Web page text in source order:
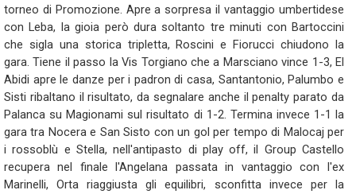
torneo di Promozione. Apre a sorpresa il vantaggio umbertidese
con Leba, la gioia però dura soltanto tre minuti con Bartoccini
che sigla una storica tripletta, Roscini e Fiorucci chiudono la
gara. Tiene il passo la Vis Torgiano che a Marsciano vince 1-3, El
Abidi apre le danze per i padron di casa, Santantonio, Palumbo e
Sisti ribaltano il risultato, da segnalare anche il penalty parato da
Palanca su Magionami sul risultato di 1-2. Termina invece 1-1 la
gara tra Nocera e San Sisto con un gol per tempo di Malocaj per
i rossoblù e Stella, nell'antipasto di play off, il Group Castello
recupera nel finale l'Angelana passata in vantaggio con l'ex
Marinelli, Orta riaggiusta gli equilibri, sconfitta invece per la